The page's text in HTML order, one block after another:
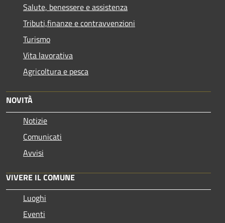
Salute, benessere e assistenza
Tributi,finanze e contravvenzioni
Turismo
Vita lavorativa
Agricoltura e pesca
NOVITÀ
Notizie
Comunicati
Avvisi
VIVERE IL COMUNE
Luoghi
Eventi